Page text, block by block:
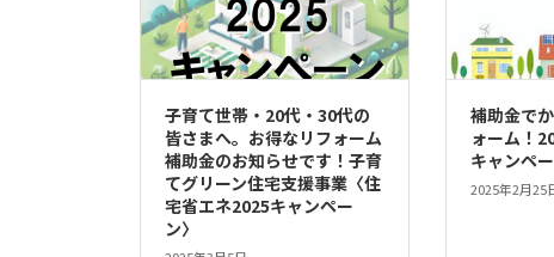
子育て世帯・20代・30代の
皆さまへ。お得なリフォーム
補助金のお知らせです！子育
てグリーン住宅支援事業〈住
宅省エネ2025キャンペー
ン〉
補助金で
ォーム！
キャンペ
2025年2月25